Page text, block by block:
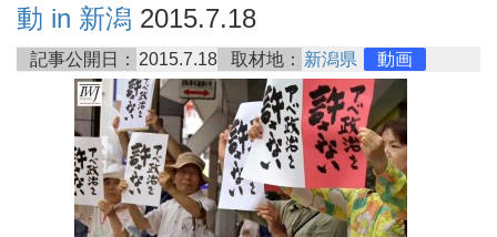
動 in 新潟 2015.7.18
記事公開日： 2015.7.18 取材地： 新潟県 動画